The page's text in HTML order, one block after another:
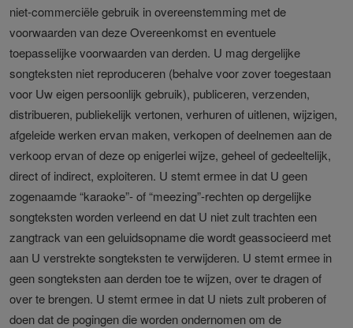
niet-commerciële gebruik in overeenstemming met de
voorwaarden van deze Overeenkomst en eventuele
toepasselijke voorwaarden van derden. U mag dergelijke
songteksten niet reproduceren (behalve voor zover toegestaan
voor Uw eigen persoonlijk gebruik), publiceren, verzenden,
distribueren, publiekelijk vertonen, verhuren of uitlenen, wijzigen,
afgeleide werken ervan maken, verkopen of deelnemen aan de
verkoop ervan of deze op enigerlei wijze, geheel of gedeeltelijk,
direct of indirect, exploiteren. U stemt ermee in dat U geen
zogenaamde “karaoke”- of “meezing”-rechten op dergelijke
songteksten worden verleend en dat U niet zult trachten een
zangtrack van een geluidsopname die wordt geassocieerd met
aan U verstrekte songteksten te verwijderen. U stemt ermee in
geen songteksten aan derden toe te wijzen, over te dragen of
over te brengen. U stemt ermee in dat U niets zult proberen of
doen dat de pogingen die worden ondernomen om de